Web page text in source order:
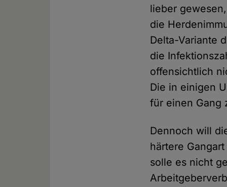
lieber
die
Delta-Variante
die
offensichtlich
Die in einigen
für einen Gang
Dennoch will
härtere
solle es nicht